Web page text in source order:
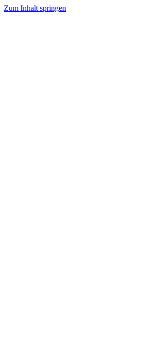
Zum Inhalt springen